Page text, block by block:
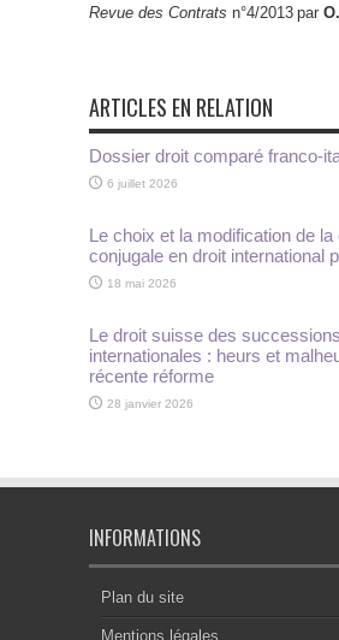
Revue des Contrats n°4/2013 par
ARTICLES EN RELATION
Dossier droit comparé franco-
6 juillet 2026
Le choix et la modification de la
conjugale en droit international
18 mai 2026
Le droit suisse des successions
internationales : heurs et
récente réforme
28 janvier 2026
INFORMATIONS
Plan du site
Mentions légales